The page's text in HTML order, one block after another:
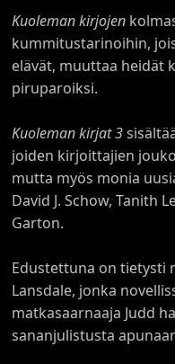
Kuoleman kirjojen
kummitustarinoihin,
elävät, muuttaa heidät
piruparoiksi.
Kuoleman kirjat 3
joiden kirjoittajien
mutta myös monia
David J. Schow, Tanith
Garton.
Edustettuna on tietysti
Lansdale, jonka
matkasaarnaaja Judd
sananjulistusta